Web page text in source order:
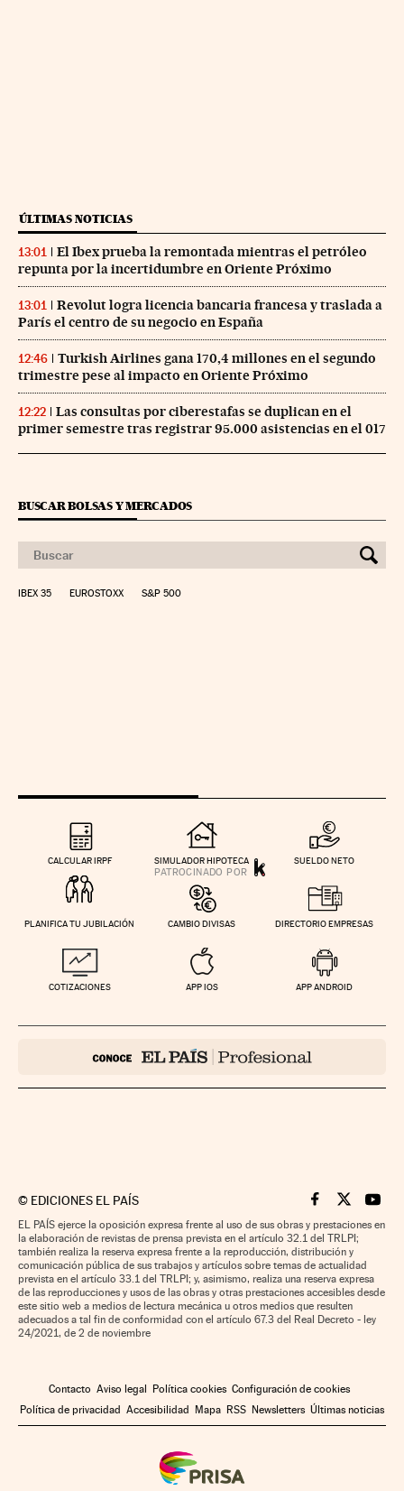
ÚLTIMAS NOTICIAS
13:01
El Ibex prueba la remontada mientras el petróleo
repunta por la incertidumbre en Oriente Próximo
13:01
Revolut logra licencia bancaria francesa y traslada a
París el centro de su negocio en España
12:46
Turkish Airlines gana 170,4 millones en el segundo
trimestre pese al impacto en Oriente Próximo
12:22
Las consultas por ciberestafas se duplican en el
primer semestre tras registrar 95.000 asistencias en el 017
BUSCAR BOLSAS Y MERCADOS
IBEX 35 EUROSTOXX S&P 500
CALCULAR IRPF SIMULADOR HIPOTECA SUELDO NETO
PLANIFICA TU JUBILACIÓN CAMBIO DIVISAS DIRECTORIO EMPRESAS
COTIZACIONES APP IOS APP ANDROID
© EDICIONES EL PAÍS Cinco Días en
Cinco Días
Cinco
EL PAÍS ejerce la oposición expresa frente al uso de sus obras y prestaciones en
la elaboración de revistas de prensa prevista en el artículo 32.1 del TRLPI;
también realiza la reserva expresa frente a la reproducción, distribución y
comunicación pública de sus trabajos y artículos sobre temas de actualidad
prevista en el artículo 33.1 del TRLPI; y, asimismo, realiza una reserva expresa
de las reproducciones y usos de las obras y otras prestaciones accesibles desde
este sitio web a medios de lectura mecánica u otros medios que resulten
adecuados a tal fin de conformidad con el artículo 67.3 del Real Decreto - ley
24/2021, de 2 de noviembre
Contacto Aviso legal Política cookies Configuración de cookies
Política de privacidad Accesibilidad Mapa RSS Newsletters Últimas noticias